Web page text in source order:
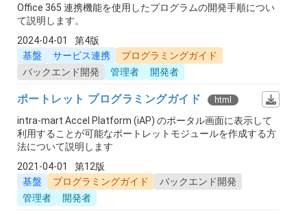
Office 365 連携機能を使用したプログラムの開発手順につい
て説明します。
2024-04-01
第4版
基盤
サービス連携
プログラミングガイド
バックエンド開発
管理者 開発者
ポートレット プログラミングガイド html
intra-mart Accel Platform (iAP) のポータル画面に表示して
利用することが可能なポートレットモジュールを作成する方
法について説明します
2021-04-01
第12版
基盤
プログラミングガイド
バックエンド開発
管理者
開発者